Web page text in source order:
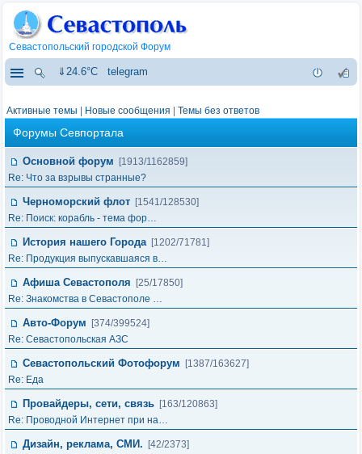
Севастопольский городской Форум
⇓24.6°C telegram
Активные темы Новые сообщения Темы без ответов
Форумы Севпортала
Основной форум
[1913/1162859]
Re: Что за взрывы странные?
Черноморский флот [1541/128530]
Re: Поиск: корабль - тема фор…
История нашего Города [1202/71781]
Re: Продукция выпускавшаяся в…
Афиша Севастополя
[25/17850]
Re: Знакомства в Севастополе …
Авто-Форум
[374/399524]
Re: Севастопольская АЗС
Севастопольский Фотофорум
[1387/163627]
Re: Еда
Провайдеры, сети, связь [163/120863]
Re: Проводной Интернет при на…
Дизайн, реклама, СМИ.
[42/2373]